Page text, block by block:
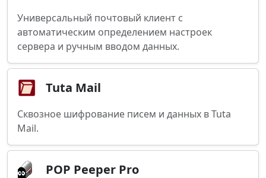
Универсальный почтовый клиент с
автоматическим определением настроек
сервера и ручным вводом данных.
Tuta Mail
Сквозное шифрование писем и данных в Tuta
Mail.
POP Peeper Pro